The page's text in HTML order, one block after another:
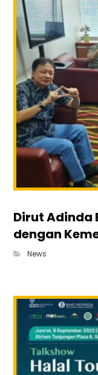
Dirut Adinda
dengan
News